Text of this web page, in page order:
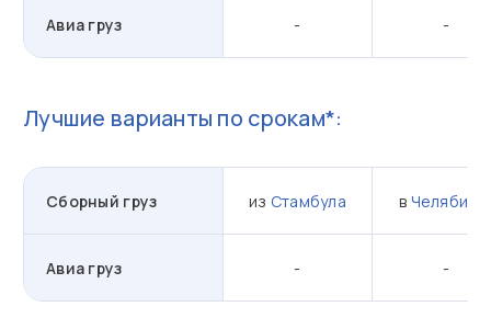
Авиа груз - -
Лучшие варианты по срокам*:
Сборный груз из Стамбула в
Авиа груз - -